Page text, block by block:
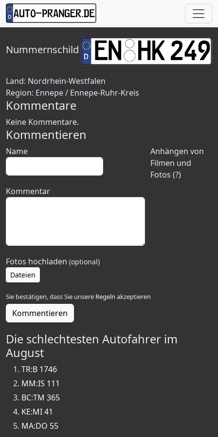
Nummernschild
Land: Nordrhein-Westfalen
Region: Ennepe / Ennepe-Ruhr-Kreis
Kommentare
Keine Kommentare.
Kommentieren
Anhängen von
Filmen und
Fotos (?)
Name
Kommentar
Fotos hochladen (optional)
Dateien
Sie bestätigen, dass Sie unsere Regeln akzeptieren
Kommentieren
Die schlechtesten Autofahrer im
August
TR:B 1746
MM:IS 111
BC:TM 365
KE:MI 41
MA:DO 55